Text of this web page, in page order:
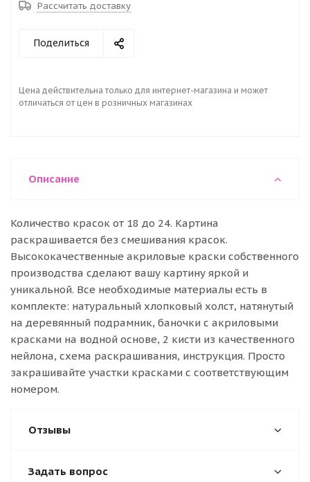
Рассчитать доставку
Поделиться
Цена действительна только для интернет-магазина и может
отличаться от цен в розничных магазинах
Описание
Количество красок от 18 до 24. Картина
раскрашивается без смешивания красок.
Высококачественные акриловые краски собственного
производства сделают вашу картину яркой и
уникальной. Все необходимые материалы есть в
комплекте: натуральный хлопковый холст, натянутый
на деревянный подрамник, баночки с акриловыми
красками на водной основе, 2 кисти из качественного
нейлона, схема раскрашивания, инструкция. Просто
закрашивайте участки красками с соответствующим
номером.
Отзывы
Задать вопрос